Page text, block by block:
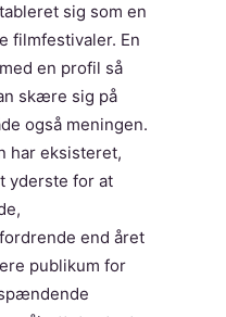
sig som en
filmfestivaler. En
en profil så
skære sig på
også meningen.
har eksisteret,
yderste for at
end året
publikum for